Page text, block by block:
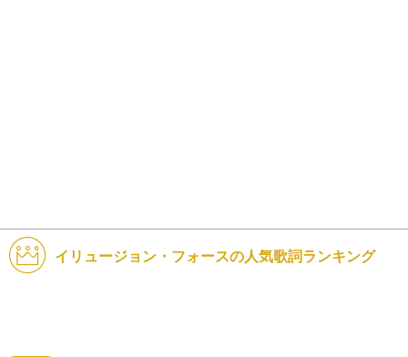
イリュージョン・フォースの人気歌詞ランキング